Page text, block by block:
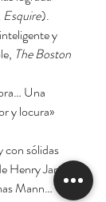
Esquire).
y
The Boston
Una
y locura»
con sólidas
James,
Mann… Una